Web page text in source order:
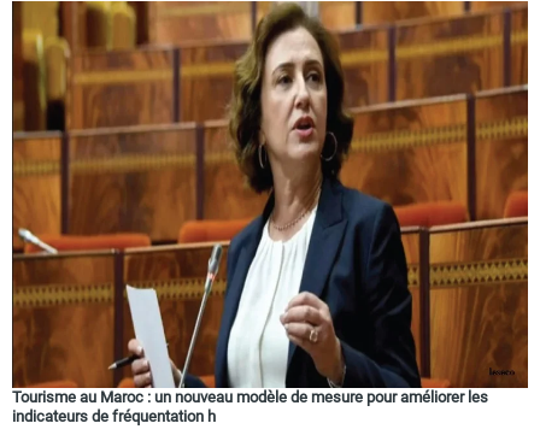
Tourisme au Maroc : un nouveau modèle de mesure pour améliorer les
indicateurs de fréquentation h